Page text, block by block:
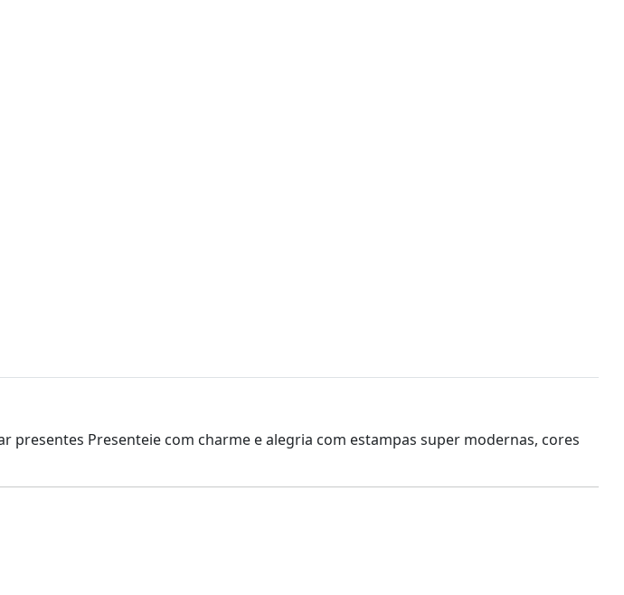
presentes Presenteie com charme e alegria com estampas super modernas, cores